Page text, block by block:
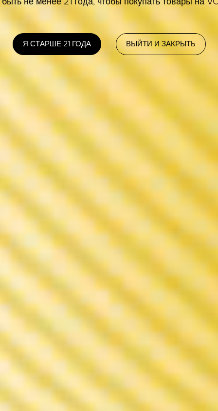
не менее 21 года, чтобы покупать товары на
Я СТАРШЕ 21 ГОДА ВЫЙТИ И ЗАКРЫТЬ